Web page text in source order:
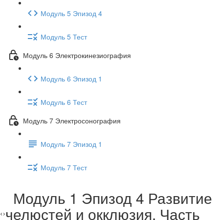
Модуль 5 Эпизод 4
Модуль 5 Тест
Модуль 6 Электрокинезиография
Модуль 6 Эпизод 1
Модуль 6 Тест
Модуль 7 Электросонография
Модуль 7 Эпизод 1
Модуль 7 Тест
Модуль 1 Эпизод 4 Развитие
челюстей и окклюзия. Часть